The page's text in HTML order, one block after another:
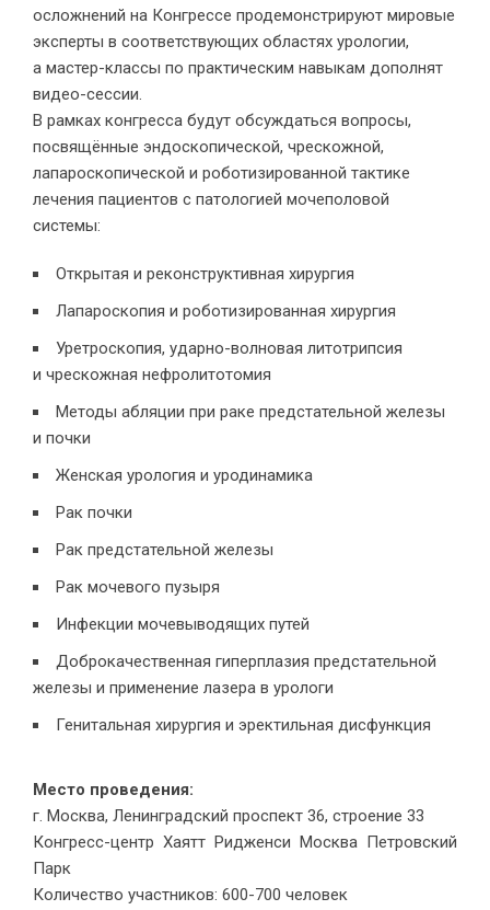
осложнений на Конгрессе продемонстрируют мировые
эксперты в соответствующих областях урологии,
а мастер-классы по практическим навыкам дополнят
видео-сессии.
В рамках конгресса будут обсуждаться вопросы,
посвящённые эндоскопической, чрескожной,
лапароскопической и роботизированной тактике
лечения пациентов с патологией мочеполовой
системы:
Открытая и реконструктивная хирургия
Лапароскопия и роботизированная хирургия
Уретроскопия, ударно-волновая литотрипсия
и чрескожная нефролитотомия
Методы абляции при раке предстательной железы
и почки
Женская урология и уродинамика
Рак почки
Рак предстательной железы
Рак мочевого пузыря
Инфекции мочевыводящих путей
Доброкачественная гиперплазия предстательной
железы и применение лазера в урологи
Генитальная хирургия и эректильная дисфункция
Место проведения:
г. Москва, Ленинградский проспект 36, строение 33
Конгресс-центр Хаятт Ридженси Москва Петровский
Парк
Количество участников: 600-700 человек